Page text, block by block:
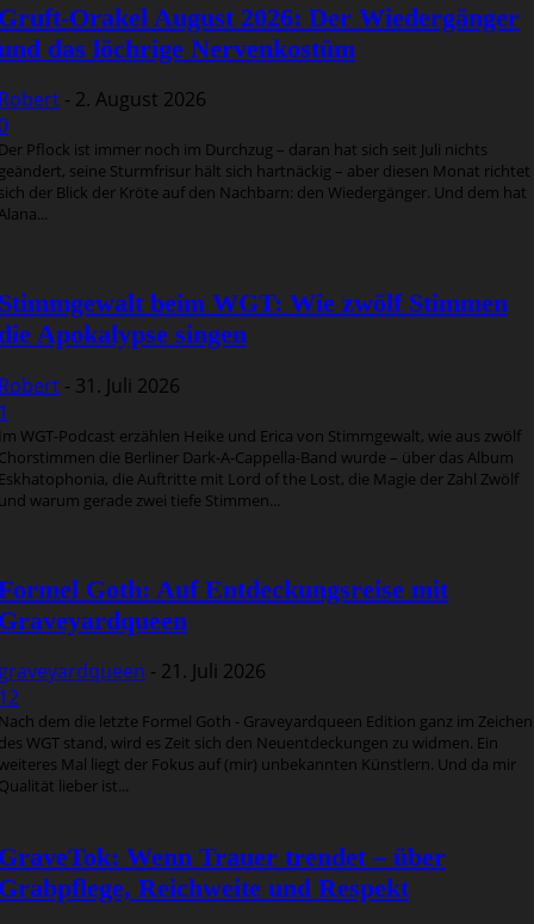
Orakel August 2026: Der Wiedergänger
das löchrige Nervenkostüm
- 2. August 2026
Pflock ist immer noch im Durchzug – daran hat sich seit Juli nichts
seine Sturmfrisur hält sich hartnäckig – aber diesen Monat richtet
der Blick der Kröte auf den Nachbarn: den Wiedergänger. Und dem hat
beim WGT: Wie zwölf Stimmen
Apokalypse singen
- 31. Juli 2026
WGT-Podcast erzählen Heike und Erica von Stimmgewalt, wie aus zwölf
die Berliner Dark-A-Cappella-Band wurde – über das Album
die Auftritte mit Lord of the Lost, die Magie der Zahl Zwölf
warum gerade zwei tiefe Stimmen...
Goth: Auf Entdeckungsreise mit
- 21. Juli 2026
dem die letzte Formel Goth - Graveyardqueen Edition ganz im Zeichen
WGT stand, wird es Zeit sich den Neuentdeckungen zu widmen. Ein
Mal liegt der Fokus auf (mir) unbekannten Künstlern. Und da mir
lieber ist...
Wenn Trauer trendet – über
Reichweite und Respekt